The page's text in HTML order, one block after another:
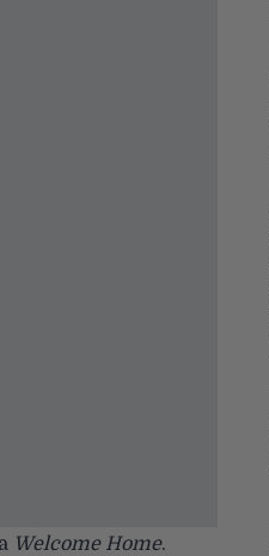
Welcome Home.